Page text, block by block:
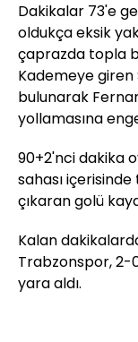
Dakikalar 73'e
oldukça eksik
çaprazda topla
Kademeye
bulunarak
yollamasına
90+2'nci dakika
sahası
çıkaran golü
Kalan
Trabzonspor, 2-
yara aldı.